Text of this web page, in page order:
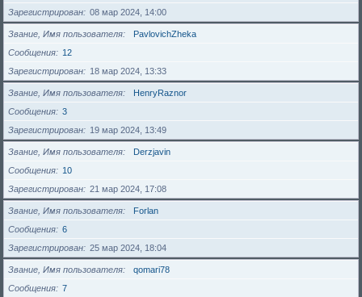
Зарегистрирован
08 мар 2024, 14:00
Звание, Имя пользователя
PavlovichZheka
Сообщения
12
Зарегистрирован
18 мар 2024, 13:33
Звание, Имя пользователя
HenryRaznor
Сообщения
3
Зарегистрирован
19 мар 2024, 13:49
Звание, Имя пользователя
Derzjavin
Сообщения
10
Зарегистрирован
21 мар 2024, 17:08
Звание, Имя пользователя
Forlan
Сообщения
6
Зарегистрирован
25 мар 2024, 18:04
Звание, Имя пользователя
qomari78
Сообщения
7